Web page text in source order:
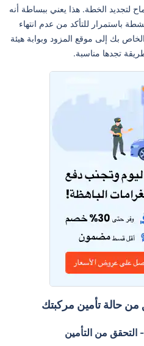
لتجديد الخطة. هذا يعني ببساطة أنه
باستمرار للتأكد من عدم انتهاء
بك إلى موقع المزود وبوابة هيئة
تجدها مناسبة.
حالة تأمين مركبتك
من التأمين